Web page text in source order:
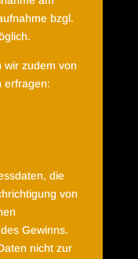
bzgl.
wir zudem von
erfragen:
die
von
Gewinns.
nicht zur